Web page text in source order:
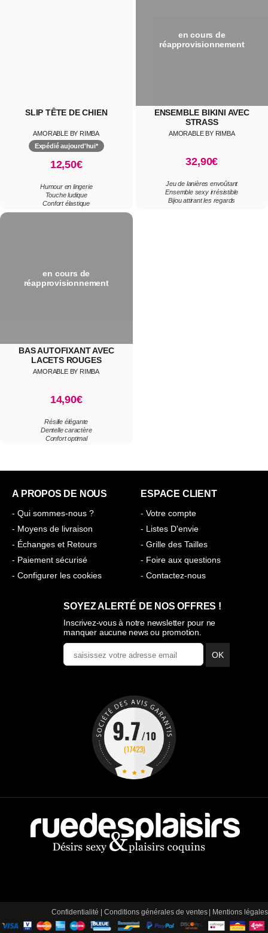
SLIP TÊTE DE CHIEN
AMORABLE BY RIMBA
Expédié aujourd'hui*
12,50€
Humour en lingerie
Touche ludique
Confort élastique
en cours de
réapprovisionnement
ENSEMBLE BIKINI AVEC
STRASS
AMORABLE BY RIMBA
32,90€
Jeu de lanières envoûtant
Ensemble sexy irrésistible
Bijou attirant les regards
en cours de
réapprovisionnement
BAS AUTOFIXANT AVEC
LACETS ROUGES
AMORABLE BY RIMBA
14,90€
Résille élégante
Dentelle caractère
Confort optimal
A PROPOS DE NOUS
- Qui sommes-nous ?
- Moyens de livraison
- Échanges et Retours
- Paiement sécurisé
- Configurer les cookies
ESPACE CLIENT
- Votre compte
- Listes D'envie
- Grille des Tailles
- Foire aux questions
- Contactez-nous
SOYEZ ALERTÉ DE NOS OFFRES !
Inscrivez-vous à notre newsletter pour ne
manquer aucune news ou promotion.
OK
Confidentialité Conditions générales de ventes| Mentions légales